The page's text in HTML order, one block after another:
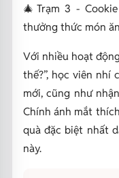
🎄Trạm 3 -
thưởng thức món
Với nhiều hoạt
thế?”, học viên nhí
mới, cũng như
Chính ánh mắt
quà đặc biệt nhất
này.